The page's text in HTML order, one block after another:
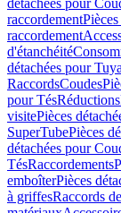
détachées pour
raccordement
raccordement
d'étanchéité
détachées pour
RaccordsCoudes
pour TésRéductions
visitePièces
SuperTubePièces
détachées pour
TésRaccordements
emboîterPièces
à griffesRaccords